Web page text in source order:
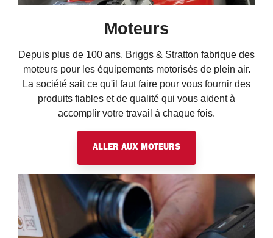
Moteurs
Depuis plus de 100 ans, Briggs & Stratton fabrique des
moteurs pour les équipements motorisés de plein air.
La société sait ce qu'il faut faire pour vous fournir des
produits fiables et de qualité qui vous aident à
accomplir votre travail à chaque fois.
ALLER AUX MOTEURS